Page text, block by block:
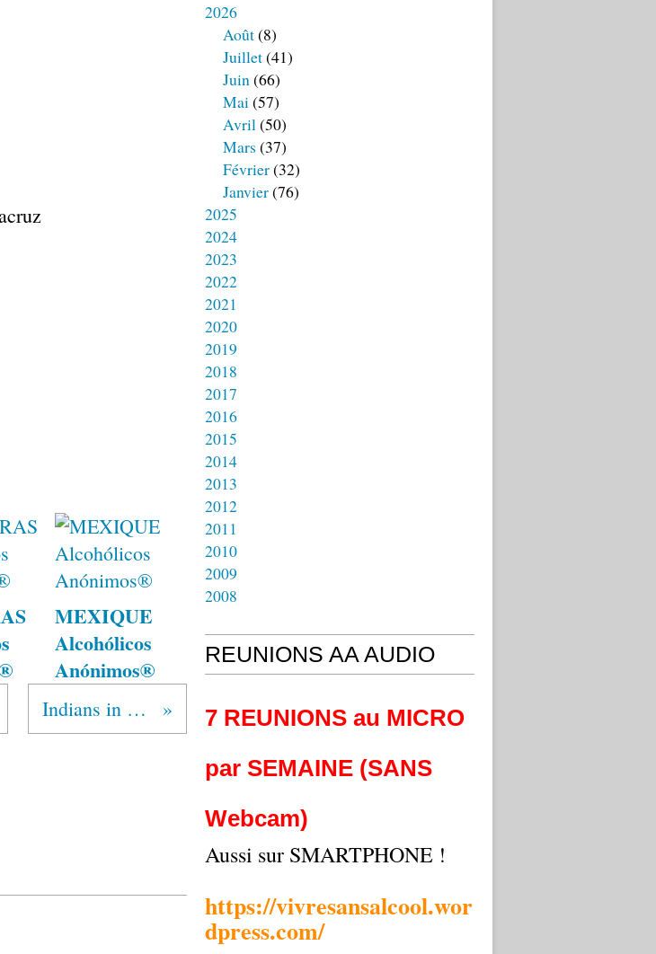
MEXIQUE
Alcohólicos
Anónimos®
Indians in Sobriety
2026
Août(8)
Juillet(41)
Juin(66)
Mai(57)
Avril(50)
Mars (37)
Février(32)
Janvier(76)
2025
2024
2023
2022
2021
2020
2019
2018
2017
2016
2015
2014
2013
2012
2011
2010
2009
2008
REUNIONS AA AUDIO
7 REUNIONS au MICRO
par SEMAINE (SANS
Webcam)
Aussi sur SMARTPHONE !
https://vivresansalcool.wor
dpress.com/